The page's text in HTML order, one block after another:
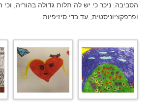
הסביבה. ניכר כי יש לה תלות גדולה בהוריה,
ופרפקציוניסטית, עד כדי סיזיפיות.